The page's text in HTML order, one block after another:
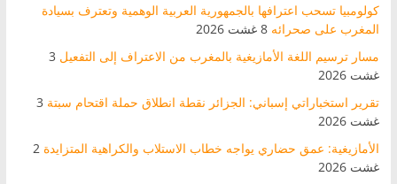
كولومبيا تسحب اعترافها بالجمهورية العربية الوهمية وتعترف بسيادة
المغرب على صحرائه 8 غشت 2026
مسار ترسيم اللغة الأمازيغية بالمغرب من الاعتراف إلى التفعيل 3
غشت 2026
تقرير استخباراتي إسباني: الجزائر نقطة انطلاق حملة اقتحام سبتة 3
غشت 2026
الأمازيغية: عمق حضاري يواجه خطاب الاستلاب والكراهية المتزايدة 2
غشت 2026